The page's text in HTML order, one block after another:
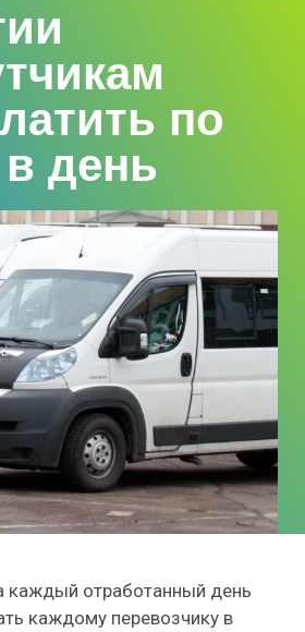
по
день
каждый отработанный день
каждому перевозчику в